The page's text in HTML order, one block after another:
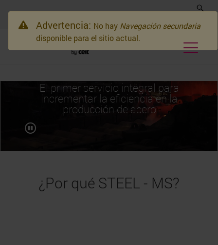
Advertencia: No hay Navegación secundaria
disponible para el sitio actual.
El primer servicio integral para
incrementar la eficiencia en la
producción de acero
¿Por qué STEEL - MS?